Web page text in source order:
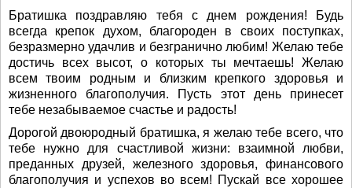
Братишка поздравляю тебя с днем рождения! Будь
всегда крепок духом, благороден в своих поступках,
безразмерно удачлив и безгранично любим! Желаю тебе
достичь всех высот, о которых ты мечтаешь! Желаю
всем твоим родным и близким крепкого здоровья и
жизненного благополучия. Пусть этот день принесет
тебе незабываемое счастье и радость!
Дорогой двоюродный братишка, я желаю тебе всего, что
тебе нужно для счастливой жизни: взаимной любви,
преданных друзей, железного здоровья, финансового
благополучия и успехов во всем! Пускай все хорошее